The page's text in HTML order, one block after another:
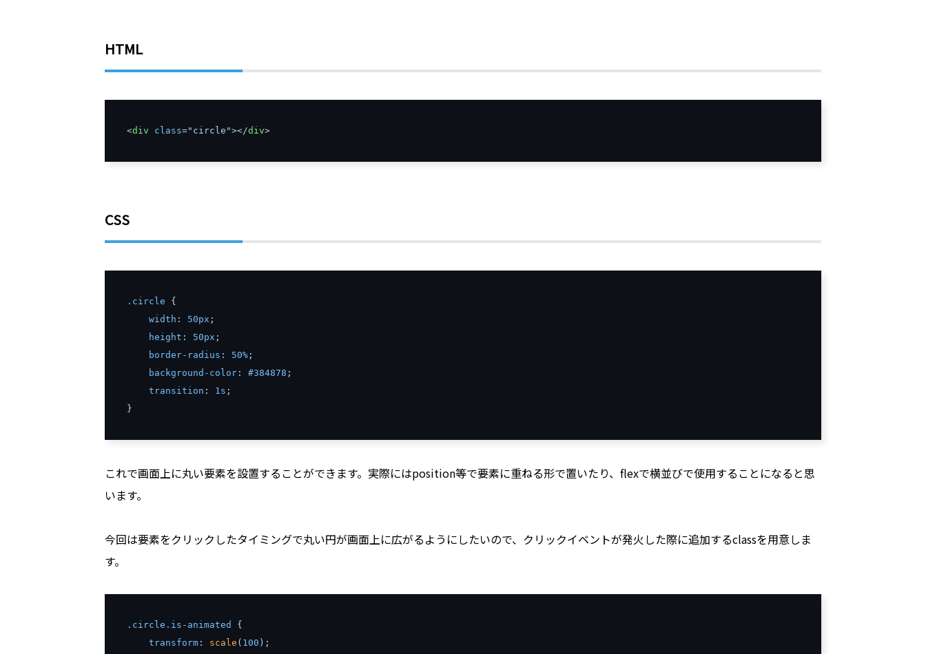
HTML
<div class="circle"></div>
CSS
. circle
{
width : 50px ;
height : 50px ;
border- radius : 50% ;
background - color : #384878 ;
transition : 1s ;
}
これで画面上に丸い要素を設置することができます。実際にはposition等で要素に重ねる形で置いたり、flexで横並びで使用することになると思
います。
今回は要素をクリックしたタイミングで丸い円が画面上に広がるようにしたいので、クリックイベントが発火した際に追加するclassを用意しま
す。
. circle . is - animated
{
transform : scale ( 100 );